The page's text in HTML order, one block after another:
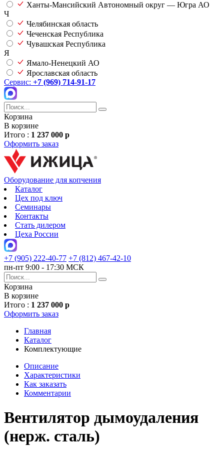
Ханты-Мансийский Автономный округ — Югра АО
Ч
Челябинская область
Чеченская Республика
Чувашская Республика
Я
Ямало-Ненецкий АО
Ярославская область
Сервис: +7 (969) 714-91-17
Корзина
В корзине
Итого : 1 237 000 р
Оформить заказ
Оборудование для копчения
Каталог
Цех под ключ
Семинары
Контакты
Стать дилером
Цеха России
+7 (905) 222-40-77 +7 (812) 467-42-10
пн-пт 9:00 - 17:30 МСК
Корзина
В корзине
Итого : 1 237 000 р
Оформить заказ
Главная
Каталог
Комплектующие
Описание
Характеристики
Как заказать
Комментарии
Вентилятор дымоудаления
(нерж. сталь)